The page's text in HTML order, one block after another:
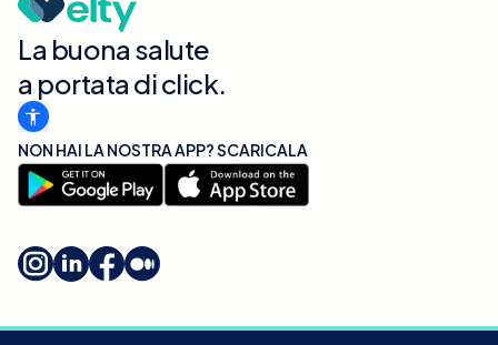
La buona salute
a portata di click.
NON HAI LA NOSTRA APP? SCARICALA